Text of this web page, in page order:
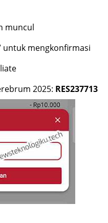
muncul
untuk mengkonfirmasi
2025: RES237713